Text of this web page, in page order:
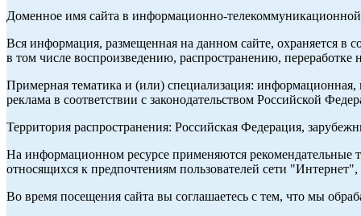
Доменное имя сайта в информационно-
Вся информация, размещенная на данном сайте, охраняется в
в том числе воспроизведению, распространению, переработке
Примерная тематика и (или) специализация: информационная,
реклама в соответствии с законодательством Российской
Территория распространения: Российская Федерация,
На информационном ресурсе применяются рекомендательные
относящихся к предпочтениям пользователей сети
Во время посещения сайта вы соглашаетесь с тем, что мы